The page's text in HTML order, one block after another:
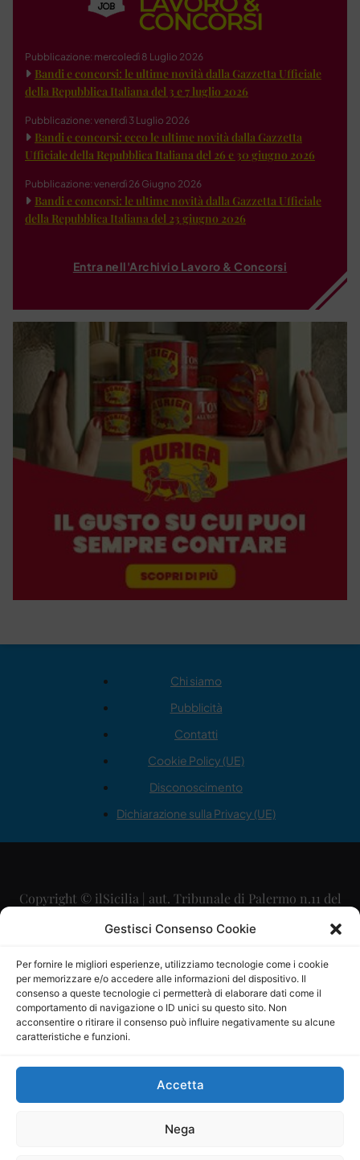
Gestisci Consenso Cookie
Per fornire le migliori esperienze, utilizziamo tecnologie come i cookie
per memorizzare e/o accedere alle informazioni del dispositivo. Il
consenso a queste tecnologie ci permetterà di elaborare dati come il
comportamento di navigazione o ID unici su questo sito. Non
acconsentire o ritirare il consenso può influire negativamente su alcune
caratteristiche e funzioni.
Accetta
Nega
Pubblicazione: mercoledì 8 Luglio 2026
Bandi e concorsi: le ultime novità dalla Gazzetta Ufficiale
della Repubblica Italiana del 3 e 7 luglio 2026
Pubblicazione: venerdì 3 Luglio 2026
Bandi e concorsi: ecco le ultime novità dalla Gazzetta
Ufficiale della Repubblica Italiana del 26 e 30 giugno 2026
Pubblicazione: venerdì 26 Giugno 2026
Bandi e concorsi: le ultime novità dalla Gazzetta Ufficiale
della Repubblica Italiana del 23 giugno 2026
Entra nell'Archivio Lavoro & Concorsi
Chi siamo
Pubblicità
Contatti
Cookie Policy (UE)
Disconoscimento
Dichiarazione sulla Privacy (UE)
Copyright © ilSicilia | aut. Tribunale di Palermo n.11 del
29/09/2015
Direttore Editoriale: Maurizio Scaglione
Direttore Responsabile: Maria Calabrese
P.IVA: 06334930820
Mercurio Comunicazione Società Cooperativa a r.l. è
iscritta al Registro degli Operatori di Comunicazione al